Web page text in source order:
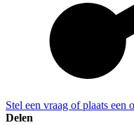
Stel een vraag of plaats
Delen